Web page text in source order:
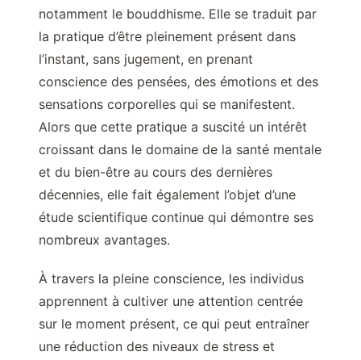
notamment le bouddhisme. Elle se traduit par
la pratique d’être pleinement présent dans
l’instant, sans jugement, en prenant
conscience des pensées, des émotions et des
sensations corporelles qui se manifestent.
Alors que cette pratique a suscité un intérêt
croissant dans le domaine de la santé mentale
et du bien-être au cours des dernières
décennies, elle fait également l’objet d’une
étude scientifique continue qui démontre ses
nombreux avantages.
À travers la pleine conscience, les individus
apprennent à cultiver une attention centrée
sur le moment présent, ce qui peut entraîner
une réduction des niveaux de stress et